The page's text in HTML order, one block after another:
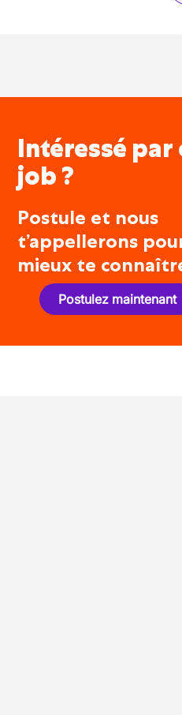
Intéressé par
job ?
Postule et nous
t’appellerons
mieux te
Postulez maintenant